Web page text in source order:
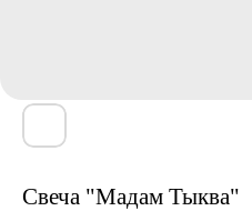
Свеча "Мадам Тыква"